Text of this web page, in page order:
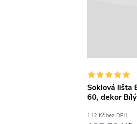
Soklová lišta
60, dekor Bílý
112 Kč bez DPH